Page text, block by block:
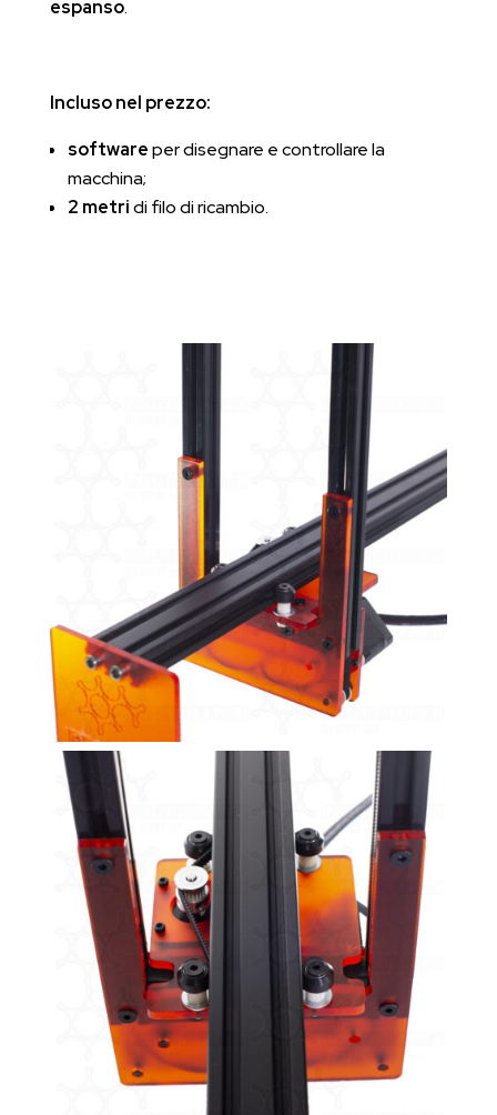
espanso.
Incluso nel prezzo:
softwareper disegnare e controllare la
macchina;
2 metridi filo di ricambio.